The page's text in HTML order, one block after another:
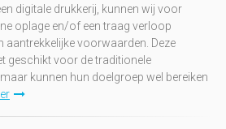
digitale drukkerij, kunnen wij voor
oplage en/of een traag verloop
aantrekkelijke voorwaarden. Deze
geschikt voor de traditionele
kunnen hun doelgroep wel bereiken